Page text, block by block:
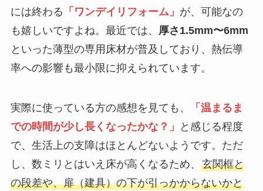
には終わる 「ワンデイリフォーム」 が、可能なの
も嬉しいですよね。最近では、 厚さ1.5mm〜6mm
といった薄型の専用床材が普及しており、熱伝導
率への影響も最小限に抑えられています。
実際に使っている方の感想を見ても、
「温まるま
での時間が少し長くなったかな？」
と感じる程度
で、生活上の支障はほとんどないようです。ただ
し、数ミリとはいえ床が高くなるため、 玄関框と
の段差や、扉（建具）の下が引っかからないかと